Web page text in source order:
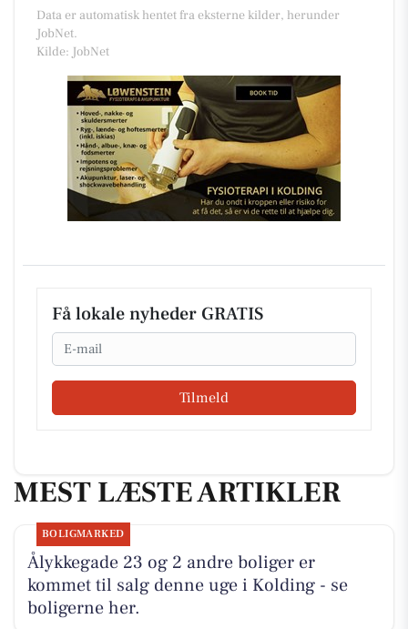
Data er automatisk hentet fra eksterne kilder, herunder
JobNet.
Kilde: JobNet
Få lokale nyheder GRATIS
Email
Tilmeld
MEST LÆSTE ARTIKLER
BOLIGMARKED
Ålykkegade 23 og 2 andre boliger er
kommet til salg denne uge i Kolding - se
boligerne her.